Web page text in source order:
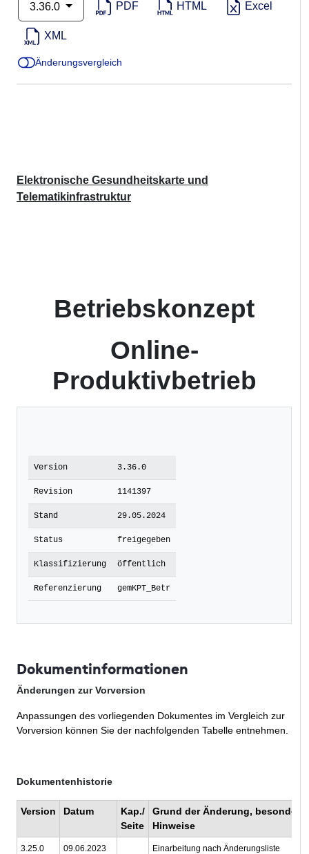
3.36.0 PDF HTML Excel
XML
Änderungsvergleich
Elektronische Gesundheitskarte und
Telematikinfrastruktur
Betriebskonzept
Online-
Produktivbetrieb
Version 3.36.0
Revision 1141397
Stand 29.05.2024
Status freigegeben
Klassifizierung öffentlich
Referenzierung gemKPT_Betr
Dokumentinformationen
Änderungen zur Vorversion
Anpassungen des vorliegenden Dokumentes im Vergleich zur
Vorversion können Sie der nachfolgenden Tabelle entnehmen.
Dokumentenhistorie
Version Datum
Kap./
Seite
Grund der Änderung, besondere
Hinweise
3.25.0 09.06.2023
Einarbeitung nach Änderungsliste